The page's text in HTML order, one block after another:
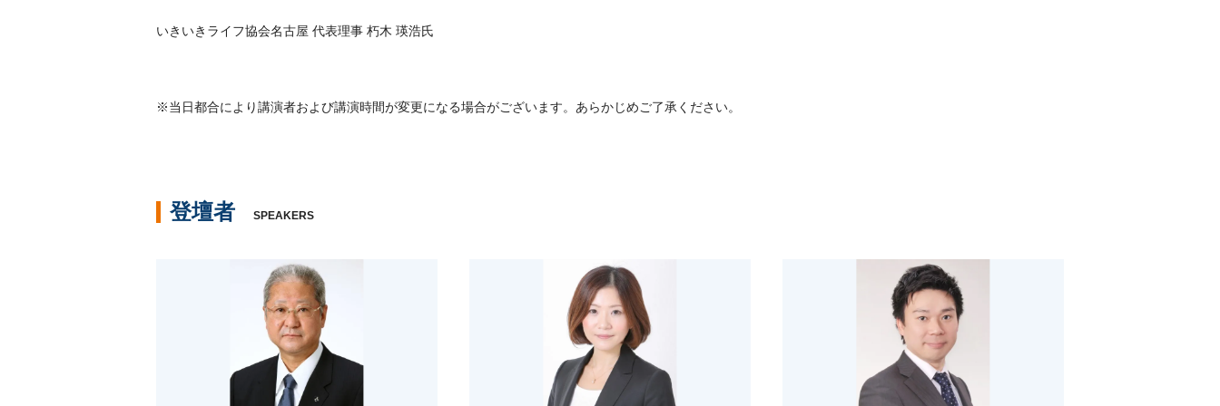
いきいきライフ協会名古屋 代表理事 朽木 瑛浩氏
※当日都合により講演者および講演時間が変更になる場合がございます。あらかじめご了承ください。
登壇者 SPEAKERS